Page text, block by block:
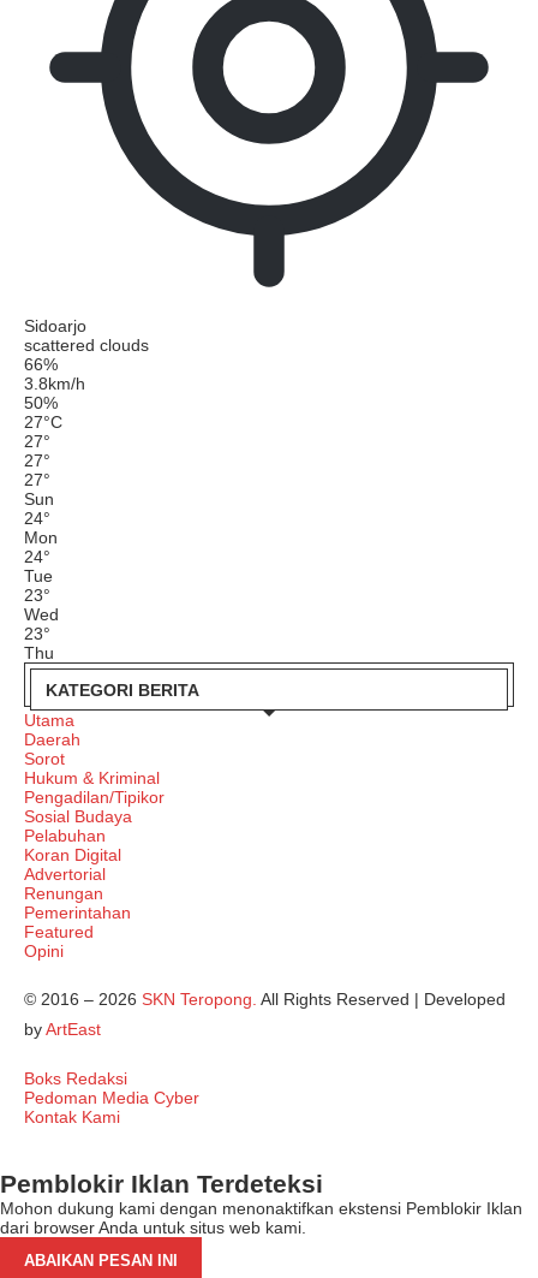
Sidoarjo
scattered clouds
66%
3.8km/h
50%
27°C
27°
27°
27°
Sun
24°
Mon
24°
Tue
23°
Wed
23°
Thu
KATEGORI BERITA
Utama
Daerah
Sorot
Hukum & Kriminal
Pengadilan/Tipikor
Sosial Budaya
Pelabuhan
Koran Digital
Advertorial
Renungan
Pemerintahan
Featured
Opini
© 2016 – 2026 SKN Teropong. All Rights Reserved | Developed
byArtEast
Boks Redaksi
Pedoman Media Cyber
Kontak Kami
Pemblokir Iklan Terdeteksi
Mohon dukung kami dengan menonaktifkan ekstensi Pemblokir Iklan
dari browser Anda untuk situs web kami.
ABAIKAN PESAN INI